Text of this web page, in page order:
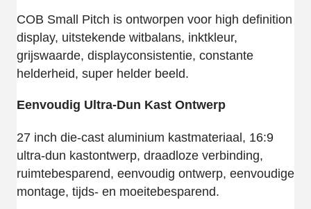
COB Small Pitch is ontworpen voor high definition
display, uitstekende witbalans, inktkleur,
grijswaarde, displayconsistentie, constante
helderheid, super helder beeld.
Eenvoudig Ultra-Dun Kast Ontwerp
27 inch die-cast aluminium kastmateriaal, 16:9
ultra-dun kastontwerp, draadloze verbinding,
ruimtebesparend, eenvoudig ontwerp, eenvoudige
montage, tijds- en moeitebesparend.